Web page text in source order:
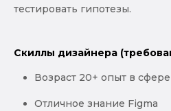
тестировать гипотезы.
Скиллы дизайнера
Возраст 20+ опыт в сфере
Отличное знание Figma